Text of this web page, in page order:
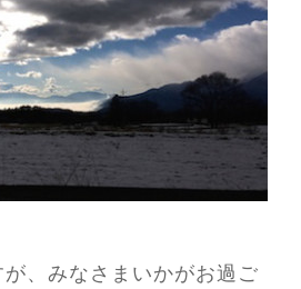
、みなさまいかがお過ご